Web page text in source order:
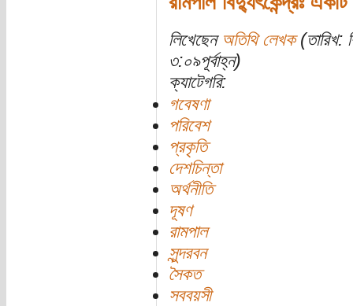
লিখেছেন অতিথি লেখক(তারিখ:
৩:০৯পূর্বাহ্ন)
ক্যাটেগরি:
গবেষণা
পরিবেশ
প্রকৃতি
দেশচিন্তা
অর্থনীতি
দূষণ
রামপাল
সুন্দরবন
সৈকত
সববয়সী